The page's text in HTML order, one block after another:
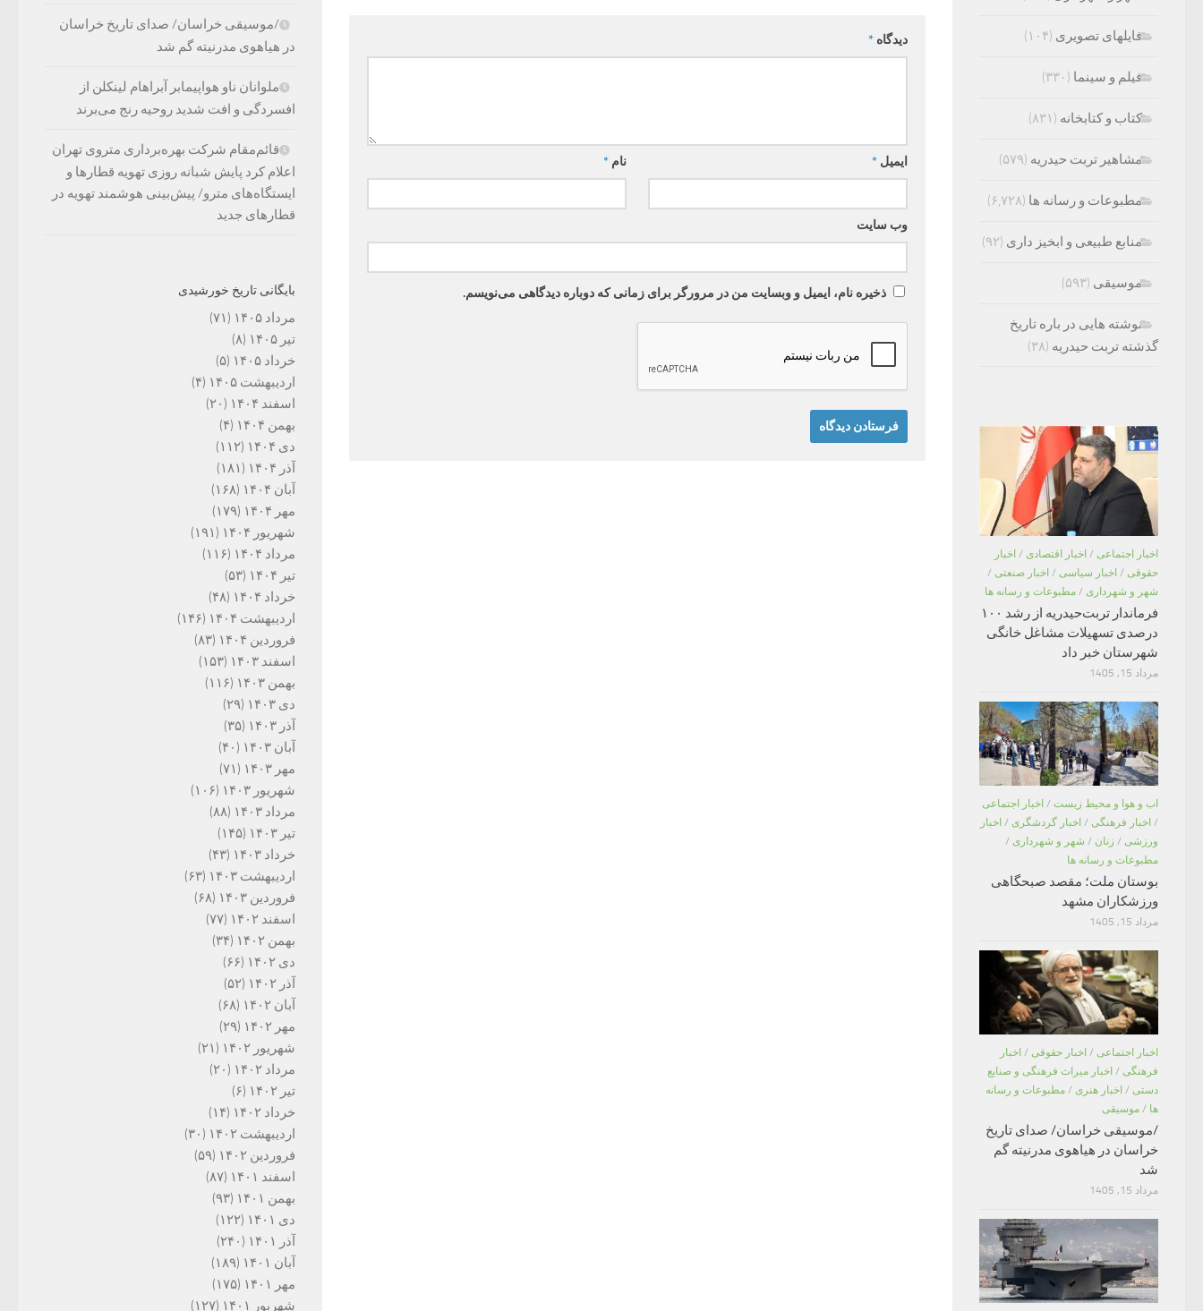
دیدگاه *
نام* ایمیل *
وب‌ سایت
ذخیره نام، ایمیل و وبسایت من در مرورگر برای زمانی که دوباره دیدگاهی می‌نویسم.
/موسیقی خراسان/ صدای تاریخ خراسان
در هیاهوی مدرنیته گم شد
ملوانان ناو هواپیمابر آبراهام لینکلن از
افسردگی و افت شدید روحیه رنج می‌برند
قائم‌مقام شرکت بهره‌برداری متروی تهران
اعلام کرد پایش شبانه روزی تهویه قطارها و
ایستگاه‌های مترو/ پیش‌بینی هوشمند تهویه در
قطارهای جدید
بایگانی تاریخ خورشیدی
مرداد ۱۴۰۵
(۷۱)
تیر ۱۴۰۵
(۸)
خرداد ۱۴۰۵
(۵)
اردیبهشت ۱۴۰۵
(۴)
اسفند ۱۴۰۴
(۲۰)
بهمن ۱۴۰۴
(۴)
دی ۱۴۰۴
(۱۱۲)
آذر ۱۴۰۴
(۱۸۱)
آبان ۱۴۰۴
(۱۶۸)
مهر ۱۴۰۴
(۱۷۹)
شهریور ۱۴۰۴
(۱۹۱)
مرداد ۱۴۰۴
(۱۱۶)
تیر ۱۴۰۴
(۵۳)
خرداد ۱۴۰۴
(۴۸)
اردیبهشت ۱۴۰۴
(۱۴۶)
فروردین ۱۴۰۴
(۸۳)
اسفند ۱۴۰۳
(۱۵۳)
بهمن ۱۴۰۳
(۱۱۶)
دی ۱۴۰۳
(۲۹)
آذر ۱۴۰۳
(۳۵)
آبان ۱۴۰۳
(۴۰)
مهر ۱۴۰۳
(۷۱)
شهریور ۱۴۰۳
(۱۰۶)
مرداد ۱۴۰۳
(۸۸)
تیر ۱۴۰۳
(۱۴۵)
خرداد ۱۴۰۳
(۴۳)
اردیبهشت ۱۴۰۳
(۶۳)
فروردین ۱۴۰۳
(۶۸)
اسفند ۱۴۰۲
(۷۷)
بهمن ۱۴۰۲
(۳۴)
دی ۱۴۰۲
(۶۶)
آذر ۱۴۰۲
(۵۲)
آبان ۱۴۰۲
(۶۸)
مهر ۱۴۰۲
(۲۹)
شهریور ۱۴۰۲
(۲۱)
مرداد ۱۴۰۲
(۲۰)
تیر ۱۴۰۲
(۶)
خرداد ۱۴۰۲
(۱۴)
اردیبهشت ۱۴۰۲
(۳۰)
فروردین ۱۴۰۲
(۵۹)
اسفند ۱۴۰۱
(۸۷)
بهمن ۱۴۰۱
(۹۳)
دی ۱۴۰۱
(۱۲۲)
آذر ۱۴۰۱
(۲۴۰)
آبان ۱۴۰۱
(۱۸۹)
مهر ۱۴۰۱
(۱۷۵)
شهریور ۱۴۰۱
(۱۲۷)
فایلهای تصویری (۱۰۴)
فیلم و سینما (۳۳۰)
کتاب و کتابخانه (۸۳۱)
مشاهیر تربت حیدریه (۵۷۹)
مطبوعات و رسانه ها (۶,۷۲۸)
منابع طبیعی و ابخیز داری (۹۲)
موسیقی (۵۹۳)
نوشته هایی در باره تاریخ
گذشته تربت حیدریه (۳۸)
اخبار اجتماعی / اخبار اقتصادی / اخبار
حقوقی / اخبار سیاسی / اخبار صنعتی /
شهر و شهرداری / مطبوعات و رسانه ها
فرماندار تربت‌حیدریه از رشد ۱۰۰
درصدی تسهیلات مشاغل خانگی
شهرستان خبر داد
مرداد 15, 1405
اب و هوا و محیط زیست / اخبار اجتماعی
/ اخبار فرهنگی / اخبار گردشگری / اخبار
ورزشی / زنان / شهر و شهرداری /
مطبوعات و رسانه ها
بوستان ملت؛ مقصد صبحگاهی
ورزشکاران مشهد
مرداد 15, 1405
اخبار اجتماعی / اخبار حقوقی / اخبار
فرهنگی / اخبار میراث فرهنگی و صنایع
دستی / اخبار هنری / مطبوعات و رسانه
ها / موسیقی
/موسیقی خراسان/ صدای تاریخ
خراسان در هیاهوی مدرنیته گم
شد
مرداد 15, 1405